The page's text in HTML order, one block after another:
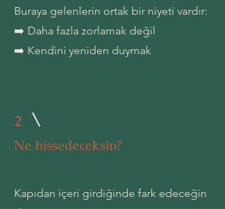
Buraya gelenlerin ortak bir niyeti vardır:
➡️ Daha fazla zorlamak değil
➡️ Kendini yeniden duymak
2
Ne hissedeceksin?
Kapıdan içeri girdiğinde fark edeceğin